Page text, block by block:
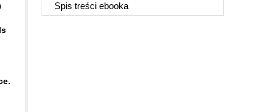
Spis treści ebooka